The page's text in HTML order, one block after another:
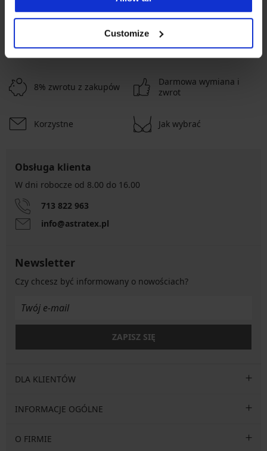
Customize
222,99 zł
POKAŻ WIĘCEJ PRODUKTÓW
8% zwrotu z zakupów
Darmowa wymiana i
zwrot
Korzystne Jak wybrać
Obsługa klienta
W dni robocze od 8.00 do 16.00
713 822 963
info@astratex.pl
Newsletter
Czy chcesz być informowany o nowościach?
ZAPISZ SIĘ
DLA KLIENTÓW
INFORMACJE OGÓLNE
O FIRMIE